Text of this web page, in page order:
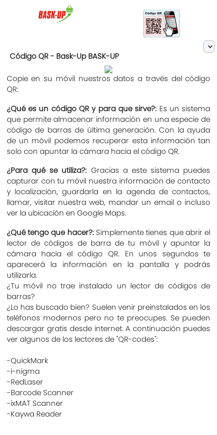
Código QR - Bask-Up BASK-UP
Copie en su móvil nuestros datos a través del código
QR:
¿Qué es un código QR y para que sirve?: Es un sistema
que permite almacenar información en una especie de
código de barras de última generación. Con la ayuda
de un móvil podemos recuperar esta información tan
solo con apuntar la cámara hacia el código QR.
¿Para qué se utiliza?: Gracias a este sistema puedes
capturar con tu móvil nuestra información de contacto
y localización, guardarla en la agenda de contactos,
llamar, visitar nuestra web, mandar un email o incluso
ver la ubicación en Google Maps.
¿Qué tengo que hacer?:Simplemente tienes que abrir el
lector de códigos de barra de tu móvil y apuntar la
cámara hacia el código QR. En unos segundos te
aparecerá la información en la pantalla y podrás
utilizarla.
¿Tu móvil no trae instalado un lector de códigos de
barras?
¿Lo has buscado bien? Suelen venir preinstalados en los
teléfonos modernos pero no te preocupes. Se pueden
descargar gratis desde internet. A continuación puedes
ver algunos de los lectores de "QR-codes":
-QuickMark
-i-nigma
-RedLaser
-Barcode Scanner
-ixMAT Scanner
-Kaywa Reader